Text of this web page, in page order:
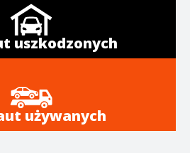
uszkodzonych
używanych